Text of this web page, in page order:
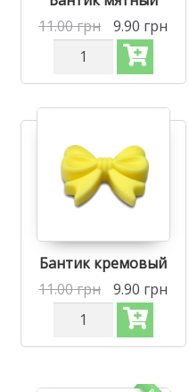
11.00грн 9.90 грн
Количество
Силиконовая
бусинка,
для
зубов
Бантик
Мятный
Бантик кремовый
11.00грн 9.90 грн
Количество
Силиконовая
бусинка,